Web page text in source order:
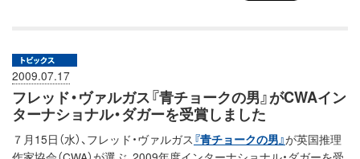
2009.07.17
フレッド・ヴァルガス『青チョークの男』がCWAイン
ターナショナル・ダガーを受賞しました
７月15日（水）、フレッド・ヴァルガス 『青チョークの男』が英国推理